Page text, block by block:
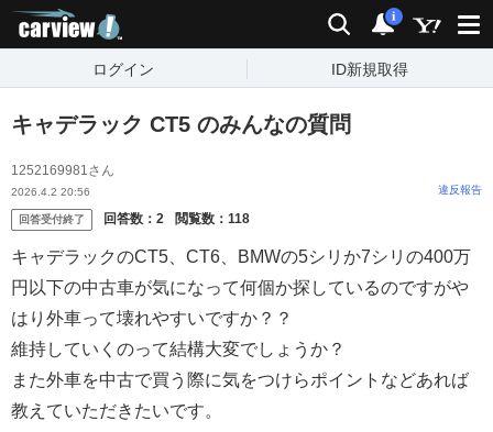
検索 通知
i
ログイン ID新規取得
キャデラック CT5 のみんなの質問
1252169981さん
2026.4.2 20:56 違反報告
回答受付終了 回答数： 2 閲覧数： 118
キャデラックのCT5、CT6、BMWの5シリか7シリの400万
円以下の中古車が気になって何個か探しているのですがや
はり外車って壊れやすいですか？？
維持していくのって結構大変でしょうか？
また外車を中古で買う際に気をつけらポイントなどあれば
教えていただきたいです。